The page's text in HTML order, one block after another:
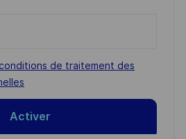
de traitement des
Activer